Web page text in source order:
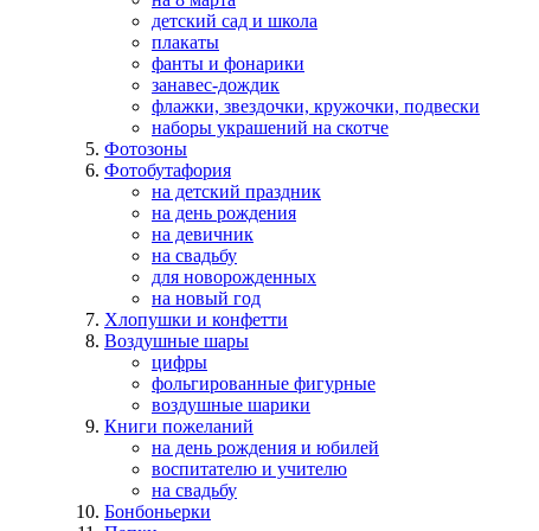
детский сад и школа
плакаты
фанты и фонарики
занавес-дождик
флажки, звездочки, кружочки, подвески
наборы украшений на скотче
Фотозоны
Фотобутафория
на детский праздник
на день рождения
на девичник
на свадьбу
для новорожденных
на новый год
Хлопушки и конфетти
Воздушные шары
цифры
фольгированные фигурные
воздушные шарики
Книги пожеланий
на день рождения и юбилей
воспитателю и учителю
на свадьбу
Бонбоньерки